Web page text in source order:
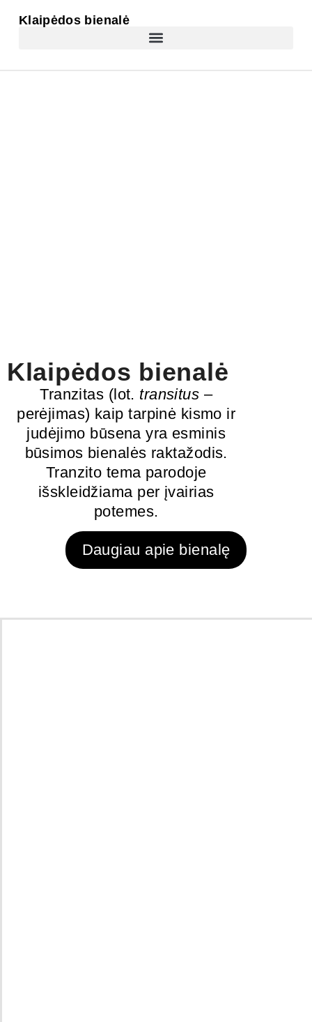
Klaipėdos bienalė
Klaipėdos bienalė
Tranzitas (lot. transitus –
perėjimas) kaip tarpinė kismo ir
judėjimo būsena yra esminis
būsimos bienalės raktažodis.
Tranzito tema parodoje
išskleidžiama per įvairias
potemes.
Daugiau apie bienalę